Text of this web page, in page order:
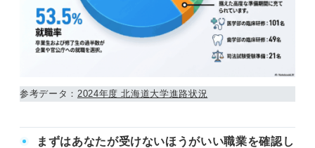
参考データ： 2024年度 北海道大学進路状況
まずはあなたが受けないほうがいい職業を確認し
北大生の就職にまつわるQ&A
北海道大学生の就活のポイントは？